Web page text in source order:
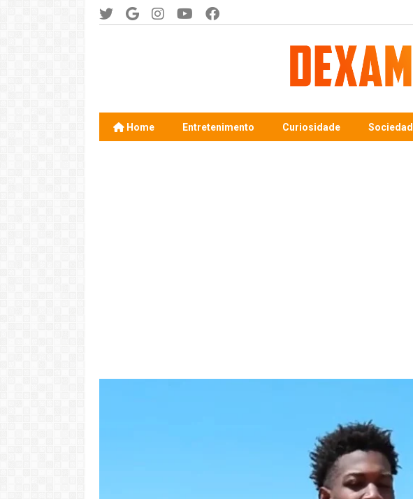
Home Entretenimento Curiosidade